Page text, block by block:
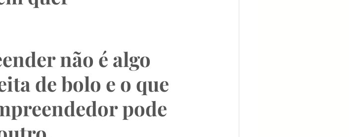
não é algo
de bolo e o que
pode